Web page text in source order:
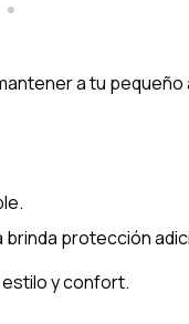
a tu
brinda protección
estilo y confort.